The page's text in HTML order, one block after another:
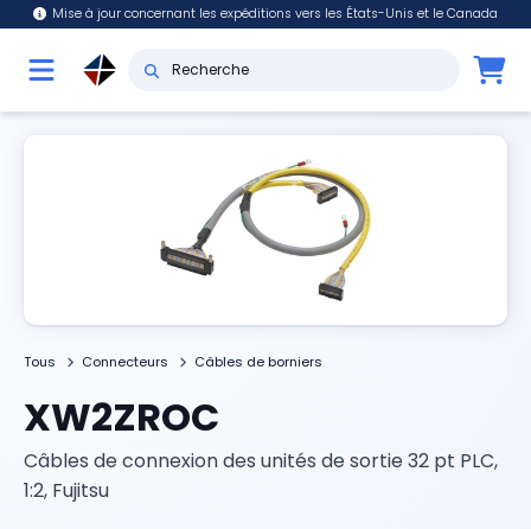
Mise à jour concernant les expéditions vers les États-Unis et le Canada
Tous Connecteurs Câbles de borniers
XW2ZROC
Câbles de connexion des unités de sortie 32 pt PLC,
1:2, Fujitsu